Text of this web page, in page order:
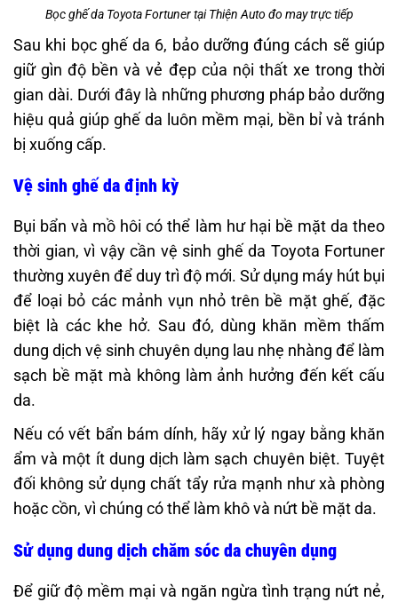
Bọc ghế da Toyota Fortuner tại Thiện Auto đo may trực tiếp
Sau khi bọc ghế da 6, bảo dưỡng đúng cách sẽ giúp
giữ gìn độ bền và vẻ đẹp của nội thất xe trong thời
gian dài. Dưới đây là những phương pháp bảo dưỡng
hiệu quả giúp ghế da luôn mềm mại, bền bỉ và tránh
bị xuống cấp.
Vệ sinh ghế da định kỳ
Bụi bẩn và mồ hôi có thể làm hư hại bề mặt da theo
thời gian, vì vậy cần vệ sinh ghế da Toyota Fortuner
thường xuyên để duy trì độ mới. Sử dụng máy hút bụi
để loại bỏ các mảnh vụn nhỏ trên bề mặt ghế, đặc
biệt là các khe hở. Sau đó, dùng khăn mềm thấm
dung dịch vệ sinh chuyên dụng lau nhẹ nhàng để làm
sạch bề mặt mà không làm ảnh hưởng đến kết cấu
da.
Nếu có vết bẩn bám dính, hãy xử lý ngay bằng khăn
ẩm và một ít dung dịch làm sạch chuyên biệt. Tuyệt
đối không sử dụng chất tẩy rửa mạnh như xà phòng
hoặc cồn, vì chúng có thể làm khô và nứt bề mặt da.
Sử dụng dung dịch chăm sóc da chuyên dụng
Để giữ độ mềm mại và ngăn ngừa tình trạng nứt nẻ,